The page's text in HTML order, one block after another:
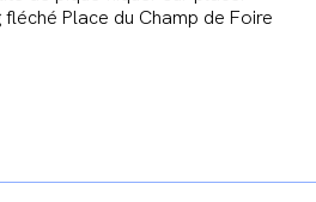
fléché Place du Champ de Foire